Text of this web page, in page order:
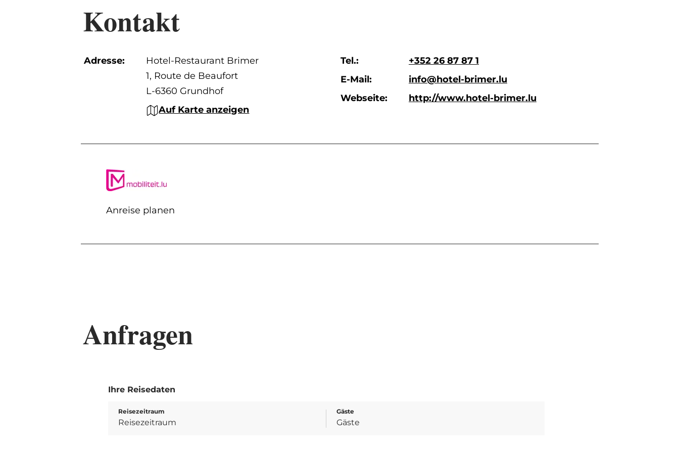
Kontakt
Adresse:
Hotel-Restaurant Brimer
1, Route de Beaufort
L-6360 Grundhof
Auf Karte anzeigen
Tel.:
+352 26 87 87 1
E-Mail:
info@hotel-brimer.lu
Webseite:
http://www.hotel-brimer.lu
Anreise planen
Anfragen
Ihre Reisedaten
Reisezeitraum Gäste